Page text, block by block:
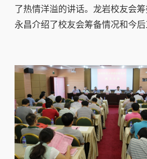
了热情洋溢的讲话。龙岩校友会
永昌介绍了校友会筹备情况和今后